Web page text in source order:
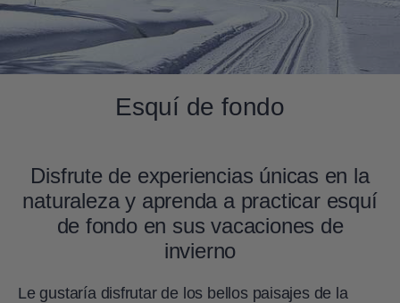
Esquí de fondo
Disfrute de experiencias únicas en la
naturaleza y aprenda a practicar esquí
de fondo en sus vacaciones de
invierno
Le gustaría disfrutar de los bellos paisajes de la